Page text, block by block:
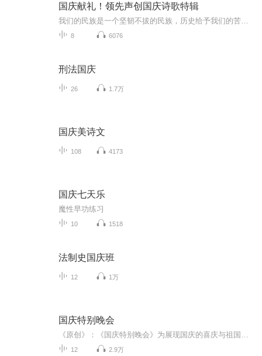
国庆献礼！领先声创国庆诗歌特辑
8 6076
刑法国庆
26 1.7万
国庆美诗文
108 4173
国庆七天乐
魔性早功练习
10 1518
法制史国庆班
12 1万
国庆特别晚会
12 2.9万